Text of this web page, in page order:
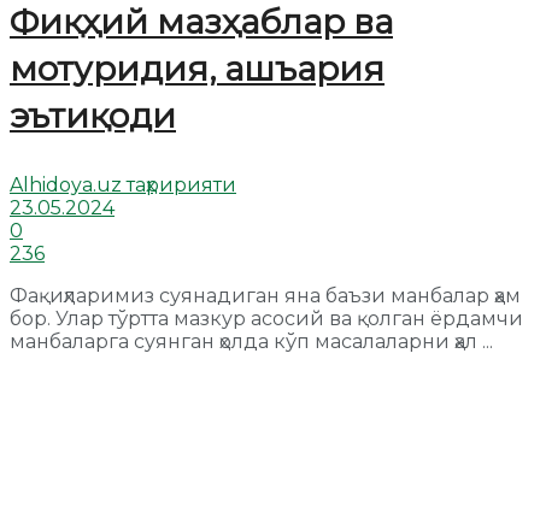
Фиқҳий мазҳаблар ва
мотуридия, ашъария
эътиқоди
Alhidoya.uz таҳририяти
23.05.2024
0
236
Фақиҳларимиз суянадиган яна баъзи манбалар ҳам
бор. Улар тўртта мазкур асосий ва қолган ёрдамчи
манбаларга суянган ҳолда кўп масалаларни ҳал ...